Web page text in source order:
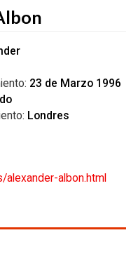
23 de Marzo 1996
Londres
albon.html